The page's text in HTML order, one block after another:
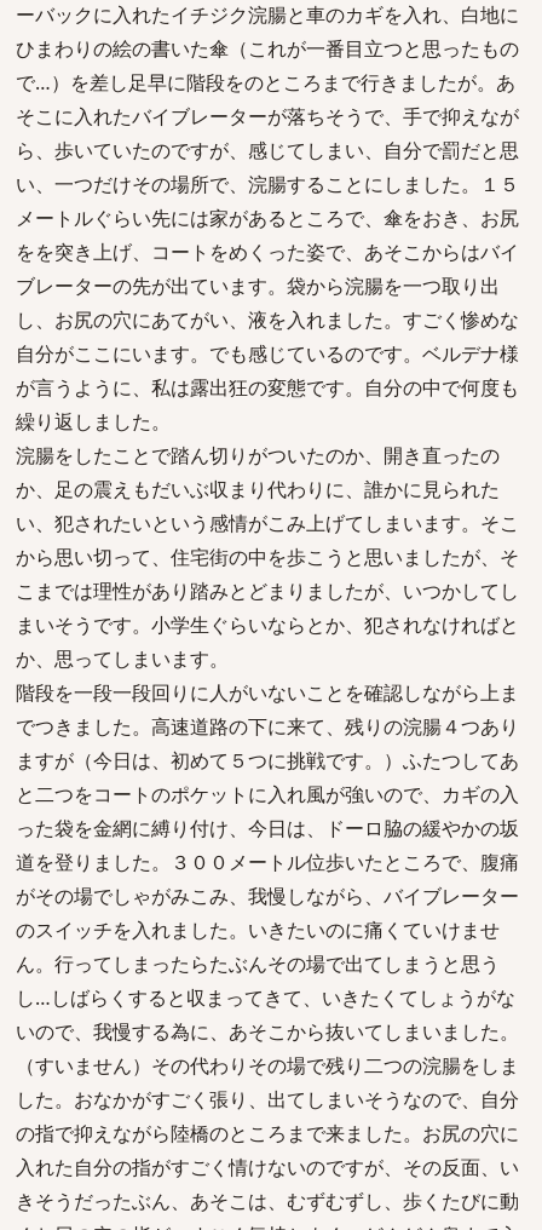
ーバックに入れたイチジク浣腸と車のカギを入れ、白地に
ひまわりの絵の書いた傘（これが一番目立つと思ったもの
で…）を差し足早に階段をのところまで行きましたが。あ
そこに入れたバイブレーターが落ちそうで、手で抑えなが
ら、歩いていたのですが、感じてしまい、自分で罰だと思
い、一つだけその場所で、浣腸することにしました。１５
メートルぐらい先には家があるところで、傘をおき、お尻
をを突き上げ、コートをめくった姿で、あそこからはバイ
ブレーターの先が出ています。袋から浣腸を一つ取り出
し、お尻の穴にあてがい、液を入れました。すごく惨めな
自分がここにいます。でも感じているのです。ベルデナ様
が言うように、私は露出狂の変態です。自分の中で何度も
繰り返しました。
浣腸をしたことで踏ん切りがついたのか、開き直ったの
か、足の震えもだいぶ収まり代わりに、誰かに見られた
い、犯されたいという感情がこみ上げてしまいます。そこ
から思い切って、住宅街の中を歩こうと思いましたが、そ
こまでは理性があり踏みとどまりましたが、いつかしてし
まいそうです。小学生ぐらいならとか、犯されなければと
か、思ってしまいます。
階段を一段一段回りに人がいないことを確認しながら上ま
でつきました。高速道路の下に来て、残りの浣腸４つあり
ますが（今日は、初めて５つに挑戦です。）ふたつしてあ
と二つをコートのポケットに入れ風が強いので、カギの入
った袋を金網に縛り付け、今日は、ドーロ脇の緩やかの坂
道を登りました。３００メートル位歩いたところで、腹痛
がその場でしゃがみこみ、我慢しながら、バイブレーター
のスイッチを入れました。いきたいのに痛くていけませ
ん。行ってしまったらたぶんその場で出てしまうと思う
し…しばらくすると収まってきて、いきたくてしょうがな
いので、我慢する為に、あそこから抜いてしまいました。
（すいません）その代わりその場で残り二つの浣腸をしま
した。おなかがすごく張り、出てしまいそうなので、自分
の指で抑えながら陸橋のところまで来ました。お尻の穴に
入れた自分の指がすごく情けないのですが、その反面、い
きそうだったぶん、あそこは、むずむずし、歩くたびに動